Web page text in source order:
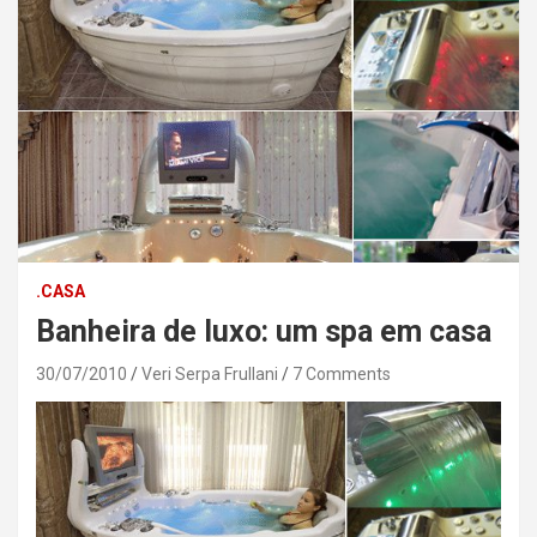
.CASA
Banheira de luxo: um spa em casa
30/07/2010 Veri Serpa Frullani 7 Comments